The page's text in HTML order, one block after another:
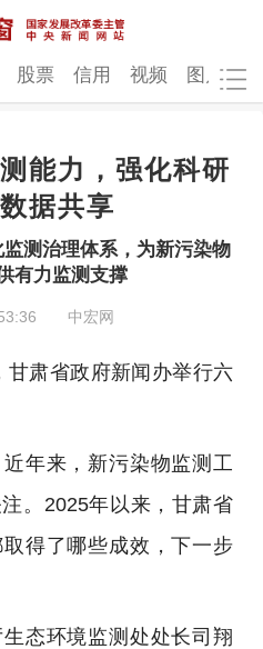
地图
社会
图片 品牌
股票 信用 视频 图片
能力，强化科研
据共享
测治理体系，为新污染物
有力监测支撑
中宏网
甘肃省政府新闻办举行六
来，新污染物监测工
。2025年以来，甘肃省
得了哪些成效，下一步
环境监测处处长司翔